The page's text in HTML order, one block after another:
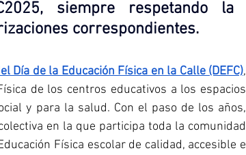
, siempre respetando la
correspondientes.
Día de la Educación Física en la Calle (DEFC),
de los centros educativos a los espacios
y para la salud. Con el paso de los años,
en la que participa toda la comunidad
Física escolar de calidad, accesible e